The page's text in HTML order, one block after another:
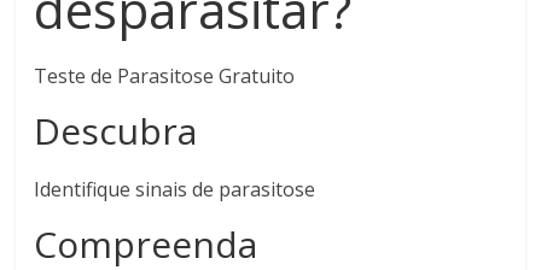
Teste de Parasitose Gratuito
Descubra
Identifique sinais de parasitose
Compreenda